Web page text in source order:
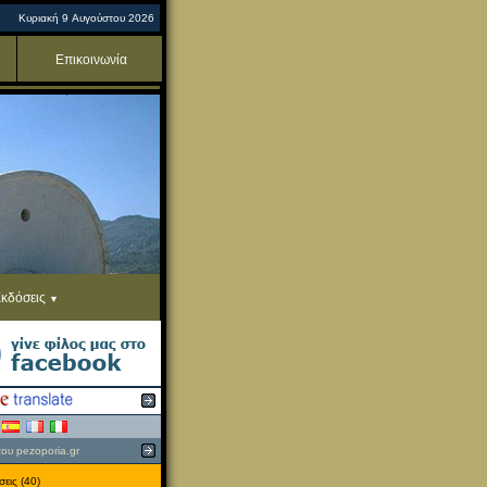
Κυριακή 9 Αυγούστου 2026
Επικοινωνία
pezoporia.gr
(40)